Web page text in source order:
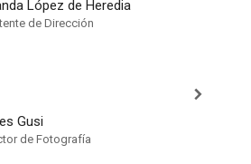
López de Heredia
de Dirección
Gusi
de Fotografía